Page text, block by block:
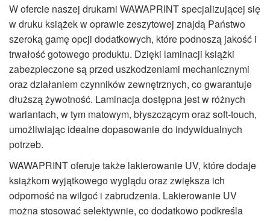
W ofercie naszej drukarni WAWAPRINT specjalizującej się
w druku książek w oprawie zeszytowej znajdą Państwo
szeroką gamę opcji dodatkowych, które podnoszą jakość i
trwałość gotowego produktu. Dzięki laminacji książki
zabezpieczone są przed uszkodzeniami mechanicznymi
oraz działaniem czynników zewnętrznych, co gwarantuje
dłuższą żywotność. Laminacja dostępna jest w różnych
wariantach, w tym matowym, błyszczącym oraz soft-touch,
umożliwiając idealne dopasowanie do indywidualnych
potrzeb.
WAWAPRINT oferuje także lakierowanie UV, które dodaje
książkom wyjątkowego wyglądu oraz zwiększa ich
odporność na wilgoć i zabrudzenia. Lakierowanie UV
można stosować selektywnie, co dodatkowo podkreśla